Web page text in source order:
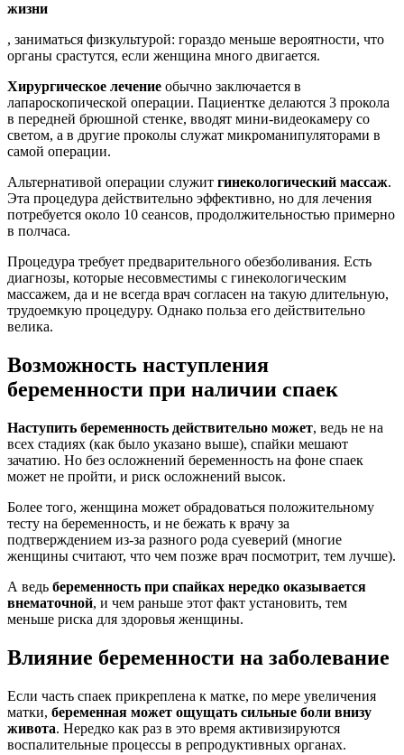
жизни
, заниматься физкультурой: гораздо меньше вероятности, что
органы срастутся, если женщина много двигается.
Хирургическое лечение обычно заключается в
лапароскопической операции. Пациентке делаются 3 прокола
в передней брюшной стенке, вводят мини-видеокамеру со
светом, а в другие проколы служат микроманипуляторами в
самой операции.
Альтернативой операции служит гинекологический массаж.
Эта процедура действительно эффективно, но для лечения
потребуется около 10 сеансов, продолжительностью примерно
в полчаса.
Процедура требует предварительного обезболивания. Есть
диагнозы, которые несовместимы с гинекологическим
массажем, да и не всегда врач согласен на такую длительную,
трудоемкую процедуру. Однако польза его действительно
велика.
Возможность наступления
беременности при наличии спаек
Наступить беременность действительно может, ведь не на
всех стадиях (как было указано выше), спайки мешают
зачатию. Но без осложнений беременность на фоне спаек
может не пройти, и риск осложнений высок.
Более того, женщина может обрадоваться положительному
тесту на беременность, и не бежать к врачу за
подтверждением из-за разного рода суеверий (многие
женщины считают, что чем позже врач посмотрит, тем лучше).
А ведь беременность при спайках нередко оказывается
внематочной, и чем раньше этот факт установить, тем
меньше риска для здоровья женщины.
Влияние беременности на заболевание
Если часть спаек прикреплена к матке, по мере увеличения
матки, беременная может ощущать сильные боли внизу
живота. Нередко как раз в это время активизируются
воспалительные процессы в репродуктивных органах.